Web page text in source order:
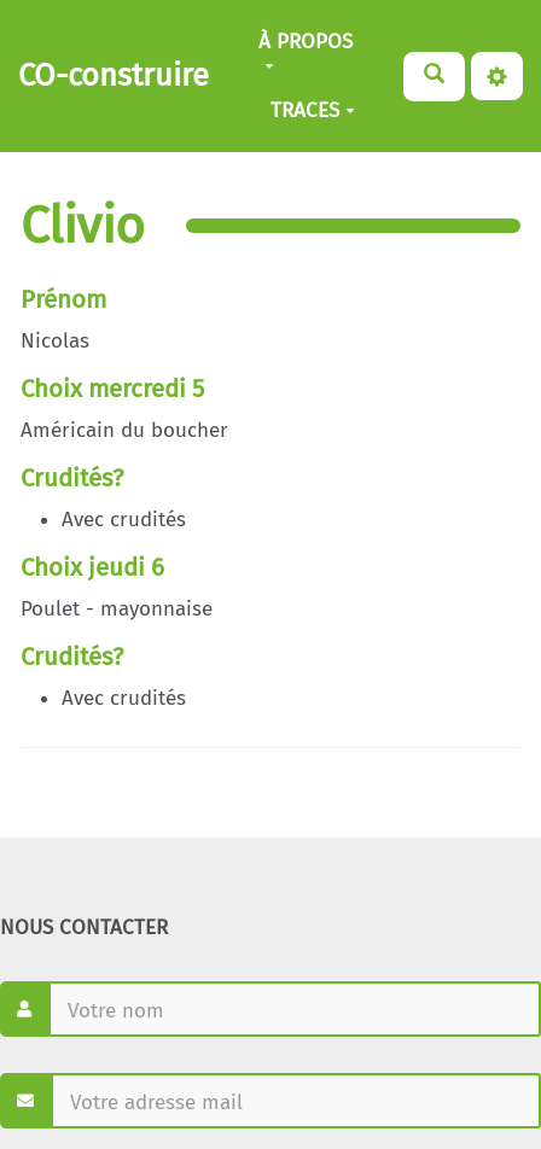
Aller au contenu principal
CO-construire
À PROPOS
TRACES
Clivio
Prénom
Nicolas
Choix mercredi 5
Américain du boucher
Crudités?
Avec crudités
Choix jeudi 6
Poulet - mayonnaise
Crudités?
Avec crudités
NOUS CONTACTER